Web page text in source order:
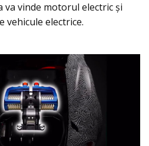
va vinde motorul electric şi
electrice.